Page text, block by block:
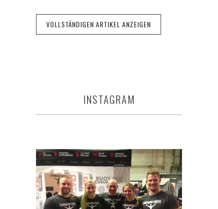
VOLLSTÄNDIGEN ARTIKEL ANZEIGEN
INSTAGRAM